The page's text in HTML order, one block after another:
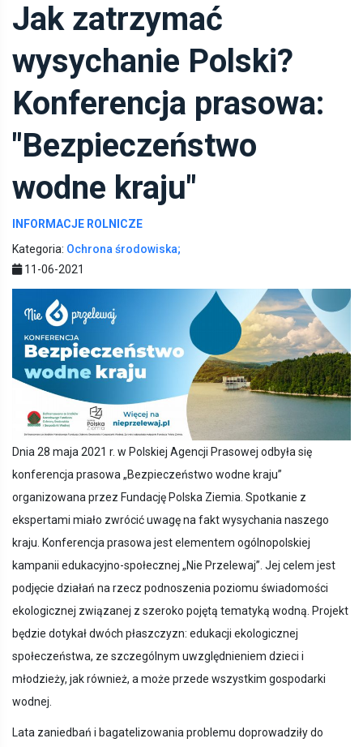
Jak zatrzymać
wysychanie Polski?
Konferencja prasowa:
"Bezpieczeństwo
wodne kraju"
INFORMACJE ROLNICZE
Kategoria: Ochrona środowiska;
11-06-2021
Dnia 28 maja 2021 r. w Polskiej Agencji Prasowej odbyła się
konferencja prasowa „Bezpieczeństwo wodne kraju”
organizowana przez Fundację Polska Ziemia. Spotkanie z
ekspertami miało zwrócić uwagę na fakt wysychania naszego
kraju. Konferencja prasowa jest elementem ogólnopolskiej
kampanii edukacyjno-społecznej „Nie Przelewaj”. Jej celem jest
podjęcie działań na rzecz podnoszenia poziomu świadomości
ekologicznej związanej z szeroko pojętą tematyką wodną. Projekt
będzie dotykał dwóch płaszczyzn: edukacji ekologicznej
społeczeństwa, ze szczególnym uwzględnieniem dzieci i
młodzieży, jak również, a może przede wszystkim gospodarki
wodnej.
Lata zaniedbań i bagatelizowania problemu doprowadziły do